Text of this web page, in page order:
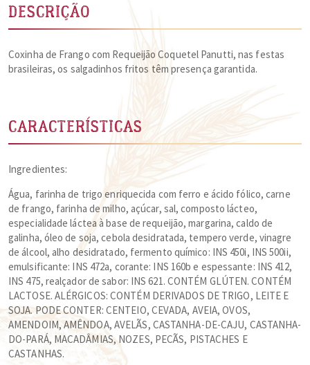
DESCRIÇÃO
Coxinha de Frango com Requeijão Coquetel Panutti, nas festas
brasileiras, os salgadinhos fritos têm presença garantida.
CARACTERÍSTICAS
Ingredientes:
Água, farinha de trigo enriquecida com ferro e ácido fólico, carne
de frango, farinha de milho, açúcar, sal, composto lácteo,
especialidade láctea à base de requeijão, margarina, caldo de
galinha, óleo de soja, cebola desidratada, tempero verde, vinagre
de álcool, alho desidratado, fermento químico: INS 450i, INS 500ii,
emulsificante: INS 472a, corante: INS 160b e espessante: INS 412,
INS 475, realçador de sabor: INS 621. CONTÉM GLÚTEN. CONTÉM
LACTOSE. ALÉRGICOS: CONTÉM DERIVADOS DE TRIGO, LEITE E
SOJA. PODE CONTER: CENTEIO, CEVADA, AVEIA, OVOS,
AMENDOIM, AMÊNDOA, AVELÃS, CASTANHA-DE-CAJU, CASTANHA-
DO-PARÁ, MACADÂMIAS, NOZES, PECÃS, PISTACHES E
CASTANHAS.